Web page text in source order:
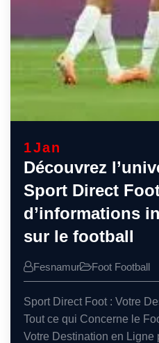
1Jan
Découvrez
Sport Direct
d’informations
sur le football
Fesnamur Foot Football
Sport Direct Foot : Votre
Tout ce qui Concerne le
Votre Destination en Ligne